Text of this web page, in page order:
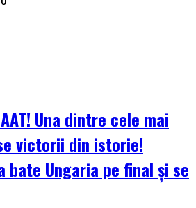
Una dintre cele mai
victorii din istorie!
bate Ungaria pe final și se